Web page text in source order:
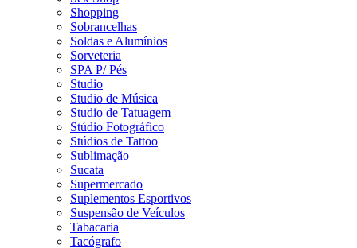
Shopping
Sobrancelhas
Soldas e Alumínios
Sorveteria
SPA P/ Pés
Studio
Studio de Música
Studio de Tatuagem
Stúdio Fotográfico
Stúdios de Tattoo
Sublimação
Sucata
Supermercado
Suplementos Esportivos
Suspensão de Veículos
Tabacaria
Tacógrafo